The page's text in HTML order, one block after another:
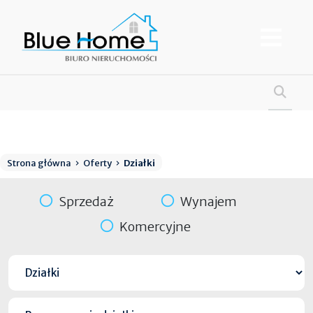
Strona główna Oferty Działki
Sprzedaż
Wynajem
Komercyjne